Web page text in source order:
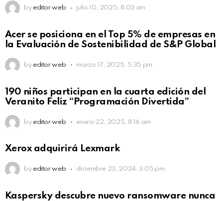
by editor web julio 10, 2025, 8:03 am
Acer se posiciona en el Top 5% de empresas en
la Evaluación de Sostenibilidad de S&P Global
by editor web marzo 17, 2025, 5:35 pm
190 niños participan en la cuarta edición del
Veranito Feliz “Programación Divertida”
by editor web enero 22, 2025, 8:16 am
Xerox adquirirá Lexmark
by editor web diciembre 23, 2024, 3:05 pm
Kaspersky descubre nuevo ransomware nunca